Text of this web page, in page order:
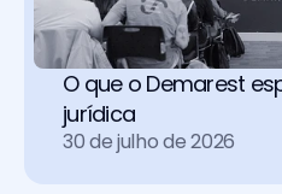
O que o Demarest
jurídica
30 de julho de 2026